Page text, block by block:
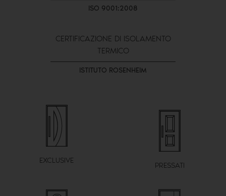
ISO 9001:2008
CERTIFICAZIONE DI ISOLAMENTO
TERMICO
ISTITUTO ROSENHEIM
EXCLUSIVE
PRESSATI